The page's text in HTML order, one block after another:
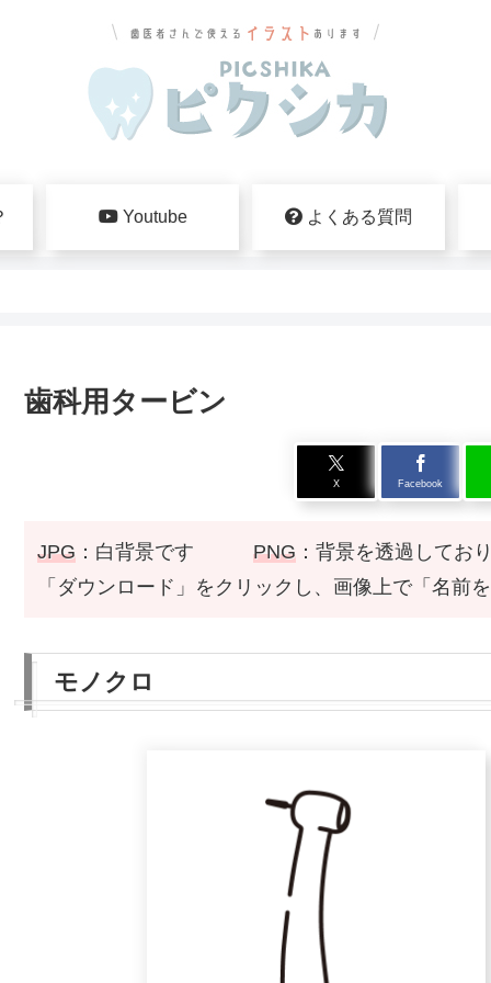
Youtube よくある質問
歯科用タービン
X Facebook
JPG ：白背景です PNG ：背景を透過してお
「ダウンロード」をクリックし、画像上で「名前
モノクロ